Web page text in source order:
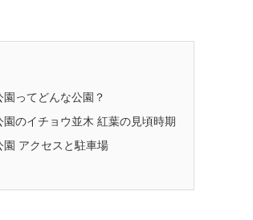
ってどんな公園？
のイチョウ並木 紅葉の見頃時期
アクセスと駐車場